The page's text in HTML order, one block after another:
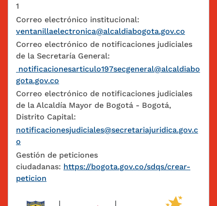
1
Correo electrónico institucional:
ventanillaelectronica@alcaldiabogota.gov.co
Correo electrónico de notificaciones judiciales
de la Secretaría General:
notificacionesarticulo197secgeneral@alcaldiabo
gota.gov.co
Correo electrónico de notificaciones judiciales
de la Alcaldía Mayor de Bogotá - Bogotá,
Distrito Capital:
notificacionesjudiciales@secretariajuridica.gov.c
o
Gestión de peticiones
ciudadanas: https://bogota.gov.co/sdqs/crear-
peticion